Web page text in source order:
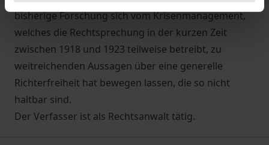
bisherige Forschung sich vom Krisenmanagement,
welches die Rechtsprechung in der kurzen Zeit
zwischen 1918 und 1923 teilweise betreibt, zu
weitreichenden Aussagen über eine generelle
Richterfreiheit hat bewegen lassen, die so nicht
haltbar sind.
Der Verfasser ist als Rechtsanwalt tätig.